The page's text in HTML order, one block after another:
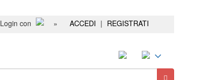
Login con » ACCEDI | REGISTRATI